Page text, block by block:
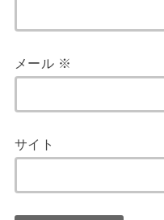
メール ※
サイト